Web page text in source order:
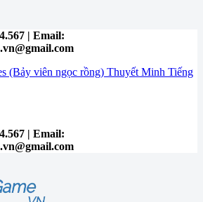
| Email:
(Bảy viên ngọc rồng) Thuyết Minh Tiếng
| Email: